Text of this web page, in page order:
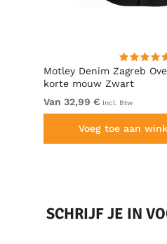
Motley Denim Zagreb
korte mouw Zwart
Van 32,99 € Incl. Btw
Voeg toe aan
SCHRIJF JE IN